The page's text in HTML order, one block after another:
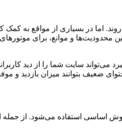
در بسیاری از مواقع به کمک
محدودیت‌ها و موانع، برای
سایت شما را از دید
ضعیف بتوانند میزان بازدید و
اساسی استفاده می‌شود. از جمله